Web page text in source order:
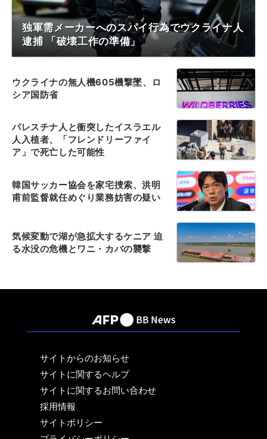
独軍需メーカーへのスパイ行為でウクライナ人
逮捕 「破壊工作の準備」
ウクライナの無人機605機撃墜、ロ
シア国防省
パレスチナ人と衝突したイスラエル
人入植者、「フレンドリーファイ
ア」で死亡した可能性
韓国サッカー協会を家宅捜索、洪明
甫前監督就任めぐり業務妨害の疑い
気候変動で湖が急拡大するケニア 迫
る水没の危機とワニ・カバの襲撃
サイトからのお知らせ
サイトに関するヘルプ
サイトに関するお問い合わせ
採用情報
サイトポリシー